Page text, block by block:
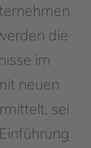
die
im
neuen
sei